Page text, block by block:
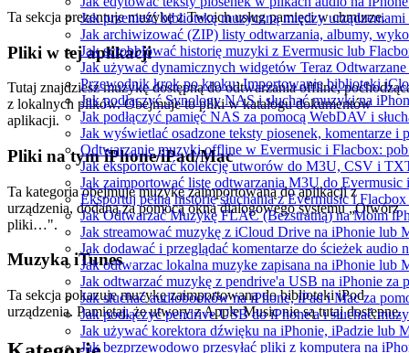
Jak przenieść bibliotekę muzyczną między
Jak archiwizować (ZIP) listy odtwarzania, albumy,
Jak scrobblować historię muzyki z Evermusic lub
Jak używać dynamicznych widgetów Teraz
Przewodnik krok po kroku: Importowanie biblioteki
Jak podłączyć Synology NAS i słuchać muzyki na
Jak podłączyć pamięć NAS za pomocą WebDAV i
Jak wyświetlać osadzone teksty piosenek, komentarze
Odtwarzanie muzyki offline w Evermusic i Flacbox:
Jak eksportować kolekcję utworów do M3U, CSV i
Jak zaimportować listę odtwarzania M3U do Evermusic
Eksportuj pełną historię słuchania z Evermusic i
Jak Odtwarzać Muzykę FLAC (Bezstratną) na Moim
Jak streamować muzykę z iCloud Drive na iPhonie lub
Jak dodawać i przeglądać komentarze do ścieżek
Jak odtwarzac lokalna muzyke zapisana na iPhonie lub
Jak odtwarzać muzykę z pendrive'a USB na iPhonie
Jak słuchać audiobooków na iPhone, iPad i Mac za
Jak podłączyć pendrive USB do iPhone'a i słuchać
Jak używać korektora dźwięku na iPhonie, iPadzie lub
Jak bezprzewodowo przesyłać pliki z komputera na
Ta sekcja prezentuje muzykę z Twoich usług pamięci w chmurze.
Pliki w tej aplikacji
Tutaj znajdziesz muzykę dostępną do odtwarzania offline,
z lokalnych plików. Obejmuje to pliki w katalogu dokumentów
aplikacji.
Pliki na tym iPhone/iPad/Mac
Ta kategoria obejmuje muzykę zaimportowaną do aplikacji z
urządzenia, dodaną za pomocą okna dialogowego systemu „Otwórz
pliki…".
Muzyka iTunes
Ta sekcja pokazuje muzykę zaimportowaną do biblioteki iPod
urządzenia. Pamiętaj, że utwory z Apple Music nie są tutaj dostępne.